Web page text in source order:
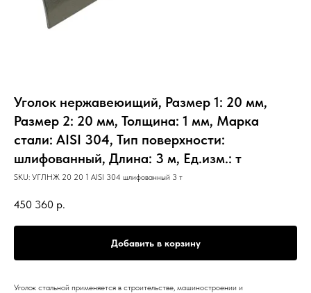
Уголок нержавеюищий, Размер 1: 20 мм,
Размер 2: 20 мм, Толщина: 1 мм, Марка
стали: AISI 304, Тип поверхности:
шлифованный, Длина: 3 м, Ед.изм.: т
SKU: УГЛНЖ 20 20 1 AISI 304 шлифованный 3 т
450 360 р.
Добавить в корзину
Уголок стальной применяется в строительстве, машиностроении и